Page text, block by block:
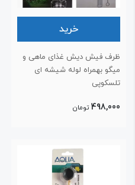
خرید
فیش دیش غذای ماهی و
بهمراه لوله شیشه ای
تومان